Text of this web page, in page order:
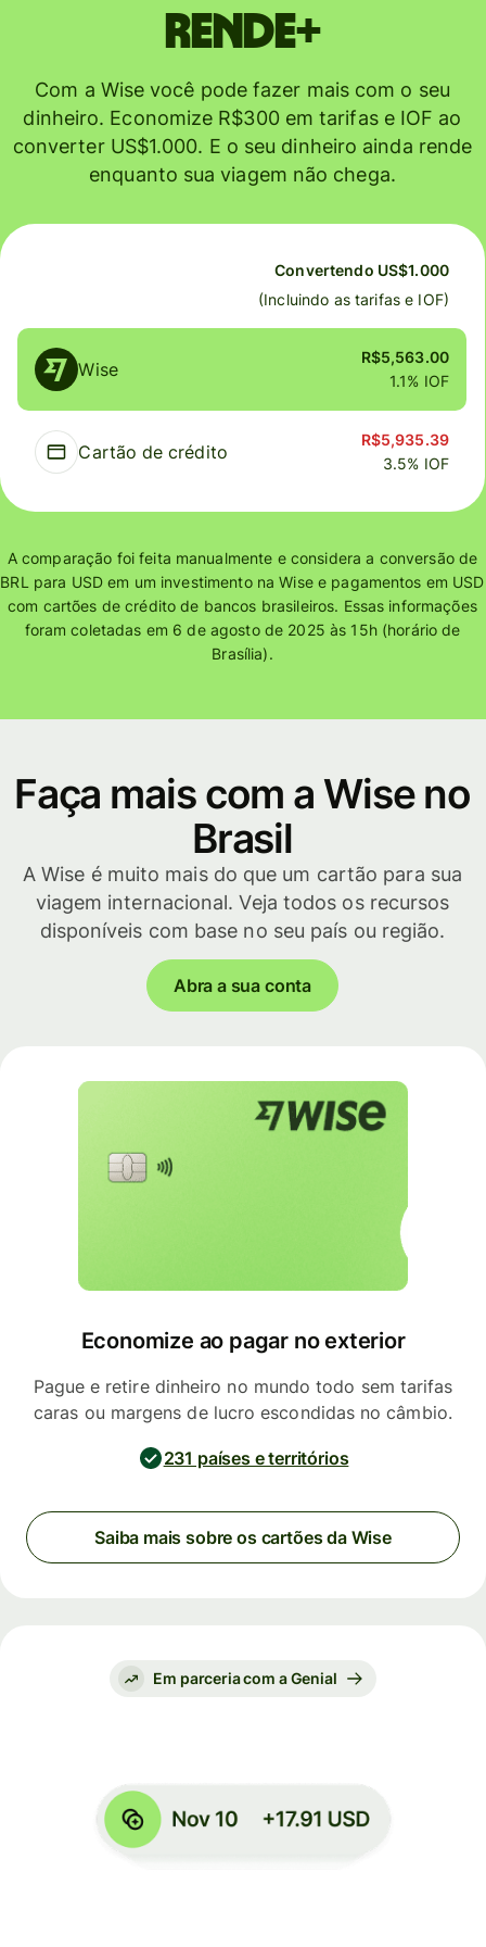
Rende+
Com a Wise você pode fazer mais com o seu
dinheiro. Economize R$300 em tarifas e IOF ao
converter US$1.000. E o seu dinheiro ainda rende
enquanto sua viagem não chega.
Comparação
entre
custos
Wise
de
crédito
na
conversão
Convertendo US$1.000
(Incluindo as tarifas e IOF)
Wise
R$5,563.00
1.1% IOF
Cartão de crédito
R$5,935.39
3.5% IOF
A comparação foi feita manualmente e considera a conversão de
BRL para USD em um investimento na Wise e pagamentos em USD
com cartões de crédito de bancos brasileiros. Essas informações
foram coletadas em 6 de agosto de 2025 às 15h (horário de
Brasília).
Faça mais com a Wise no
Brasil
A Wise é muito mais do que um cartão para sua
viagem internacional. Veja todos os recursos
disponíveis com base no seu país ou região.
Abra a sua conta
Economize ao pagar no exterior
Pague e retire dinheiro no mundo todo sem tarifas
caras ou margens de lucro escondidas no câmbio.
231 países e territórios
Saiba mais sobre os cartões da Wise
Em parceria com a Genial